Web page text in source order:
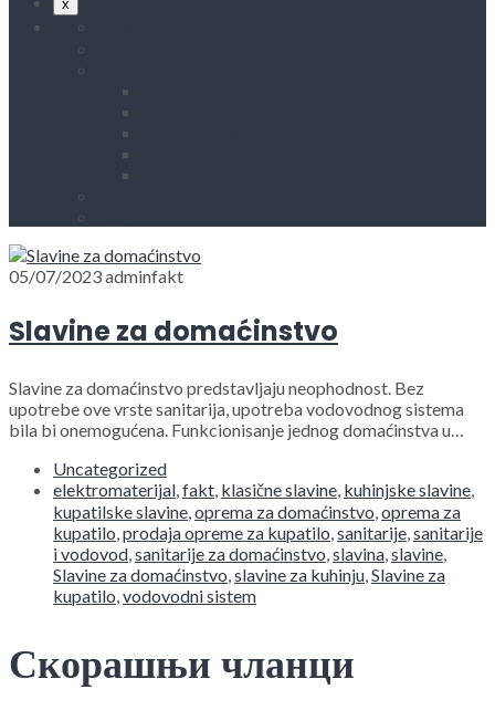
x
05/07/2023adminfakt
Slavine za domaćinstvo
Slavine za domaćinstvo predstavljaju neophodnost. Bez
upotrebe ove vrste sanitarija, upotreba vodovodnog sistema
bila bi onemogućena. Funkcionisanje jednog domaćinstva u…
Uncategorized
elektromaterijal,fakt, klasične slavine, kuhinjske slavine,
kupatilske slavine,oprema za domaćinstvo,oprema za
kupatilo,prodaja opreme za kupatilo,sanitarije,sanitarije
i vodovod,sanitarije za domaćinstvo,slavina,slavine,
Slavine za domaćinstvo,slavine za kuhinju,Slavine za
kupatilo,vodovodni sistem
Скорашњи чланци